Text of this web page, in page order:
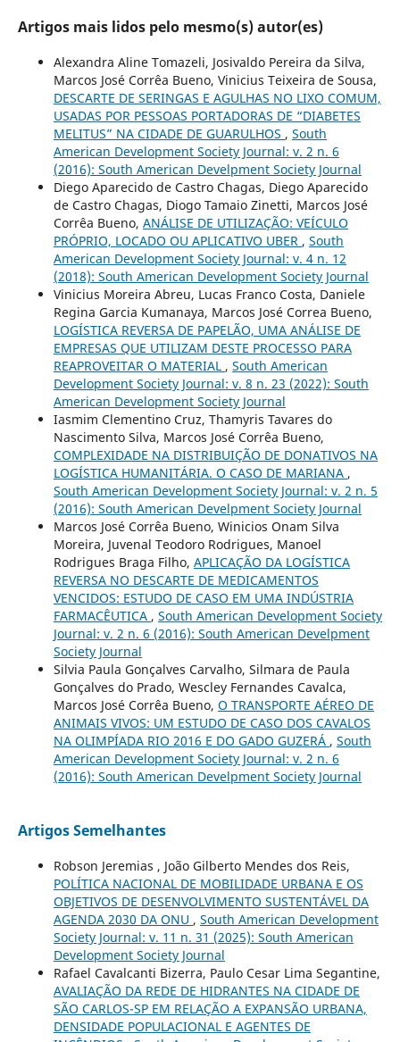
Artigos mais lidos pelo mesmo(s) autor(es)
Alexandra Aline Tomazeli, Josivaldo Pereira da Silva,
Marcos José Corrêa Bueno, Vinicius Teixeira de Sousa,
DESCARTE DE SERINGAS E AGULHAS NO LIXO COMUM,
USADAS POR PESSOAS PORTADORAS DE “DIABETES
MELITUS” NA CIDADE DE GUARULHOS , South
American Development Society Journal: v. 2 n. 6
(2016): South American Develpment Society Journal
Diego Aparecido de Castro Chagas, Diego Aparecido
de Castro Chagas, Diogo Tamaio Zinetti, Marcos José
Corrêa Bueno, ANÁLISE DE UTILIZAÇÃO: VEÍCULO
PRÓPRIO, LOCADO OU APLICATIVO UBER , South
American Development Society Journal: v. 4 n. 12
(2018): South American Development Society Journal
Vinicius Moreira Abreu, Lucas Franco Costa, Daniele
Regina Garcia Kumanaya, Marcos José Correa Bueno,
LOGÍSTICA REVERSA DE PAPELÃO, UMA ANÁLISE DE
EMPRESAS QUE UTILIZAM DESTE PROCESSO PARA
REAPROVEITAR O MATERIAL , South American
Development Society Journal: v. 8 n. 23 (2022): South
American Development Society Journal
Iasmim Clementino Cruz, Thamyris Tavares do
Nascimento Silva, Marcos José Corrêa Bueno,
COMPLEXIDADE NA DISTRIBUIÇÃO DE DONATIVOS NA
LOGÍSTICA HUMANITÁRIA. O CASO DE MARIANA ,
South American Development Society Journal: v. 2 n. 5
(2016): South American Develpment Society Journal
Marcos José Corrêa Bueno, Winicios Onam Silva
Moreira, Juvenal Teodoro Rodrigues, Manoel
Rodrigues Braga Filho, APLICAÇÃO DA LOGÍSTICA
REVERSA NO DESCARTE DE MEDICAMENTOS
VENCIDOS: ESTUDO DE CASO EM UMA INDÚSTRIA
FARMACÊUTICA , South American Development Society
Journal: v. 2 n. 6 (2016): South American Develpment
Society Journal
Silvia Paula Gonçalves Carvalho, Silmara de Paula
Gonçalves do Prado, Wescley Fernandes Cavalca,
Marcos José Corrêa Bueno, O TRANSPORTE AÉREO DE
ANIMAIS VIVOS: UM ESTUDO DE CASO DOS CAVALOS
NA OLIMPÍADA RIO 2016 E DO GADO GUZERÁ , South
American Development Society Journal: v. 2 n. 6
(2016): South American Develpment Society Journal
Artigos Semelhantes
Robson Jeremias , João Gilberto Mendes dos Reis,
POLÍTICA NACIONAL DE MOBILIDADE URBANA E OS
OBJETIVOS DE DESENVOLVIMENTO SUSTENTÁVEL DA
AGENDA 2030 DA ONU , South American Development
Society Journal: v. 11 n. 31 (2025): South American
Development Society Journal
Rafael Cavalcanti Bizerra, Paulo Cesar Lima Segantine,
AVALIAÇÃO DA REDE DE HIDRANTES NA CIDADE DE
SÃO CARLOS-SP EM RELAÇÃO A EXPANSÃO URBANA,
DENSIDADE POPULACIONAL E AGENTES DE